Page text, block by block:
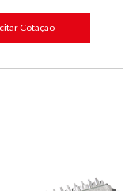
Cotação